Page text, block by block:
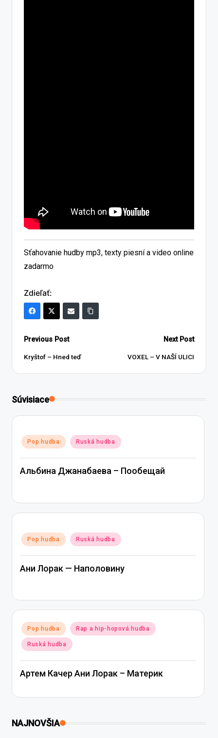
Sťahovanie hudby mp3, texty piesní a video online
zadarmo
Zdieľať:
Post
navigation
Previous Post
Kryštof – Hned teď
Next Post
VOXEL – V NAŠÍ ULICI
Súvisiace
Posted
in
Pop hudba Ruská hudba
Альбина Джанабаева – Пообещай
Posted
in
Pop hudba Ruská hudba
Ани Лорак — Наполовину
Posted
in
Pop hudba Rap a hip-hopová hudba
Ruská hudba
Артем Качер Ани Лорак – Материк
NAJNOVŠIA